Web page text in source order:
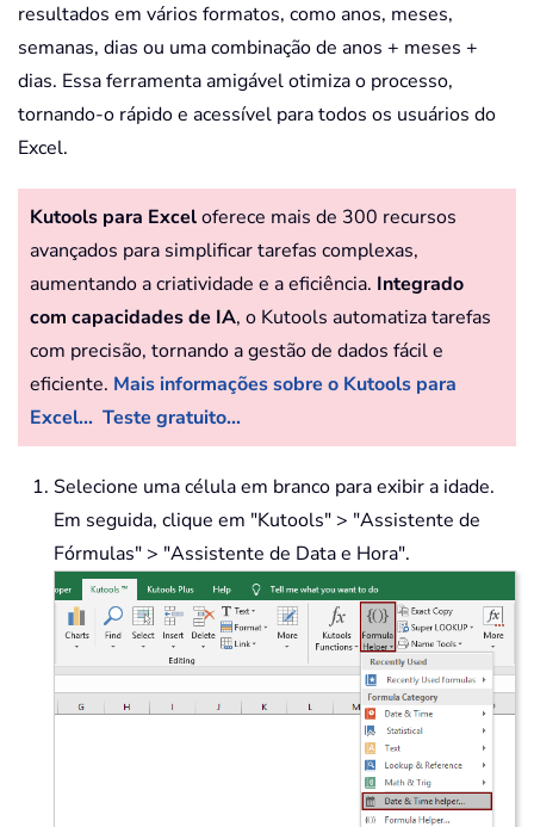
resultados em vários formatos, como anos, meses,
semanas, dias ou uma combinação de anos + meses +
dias. Essa ferramenta amigável otimiza o processo,
tornando-o rápido e acessível para todos os usuários do
Excel.
Kutools para Exceloferece mais de 300 recursos
avançados para simplificar tarefas complexas,
aumentando a criatividade e a eficiência. Integrado
com capacidades de IA, o Kutools automatiza tarefas
com precisão, tornando a gestão de dados fácil e
eficiente. Mais informações sobre o Kutools para
Excel... Teste gratuito...
Selecione uma célula em branco para exibir a idade.
Em seguida, clique em "Kutools" > "Assistente de
Fórmulas" > "Assistente de Data e Hora".